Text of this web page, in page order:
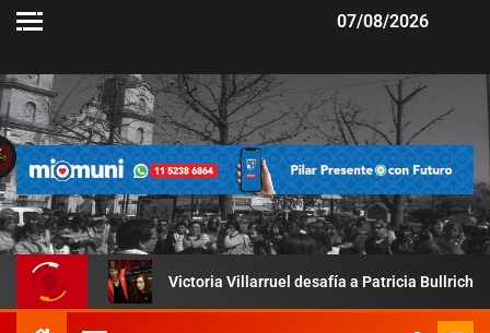
07/08/2026
Victoria Villarruel desafía a Patricia Bullrich: así fue la